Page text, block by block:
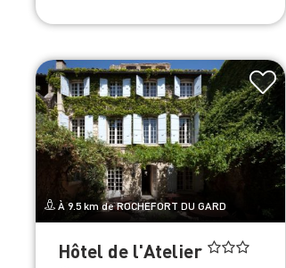
À 9.5 km de ROCHEFORT DU GARD
Hôtel de l'Atelier